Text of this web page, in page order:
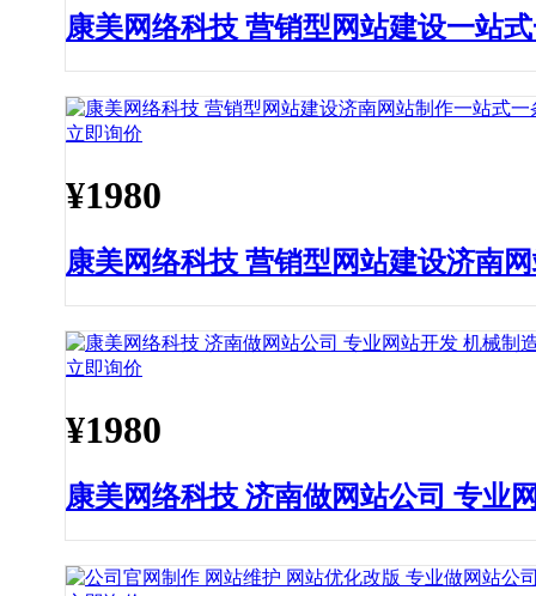
康美网络科技 营销型网站建设一站
立即询价
¥1980
康美网络科技 营销型网站建设济南
立即询价
¥1980
康美网络科技 济南做网站公司 专业